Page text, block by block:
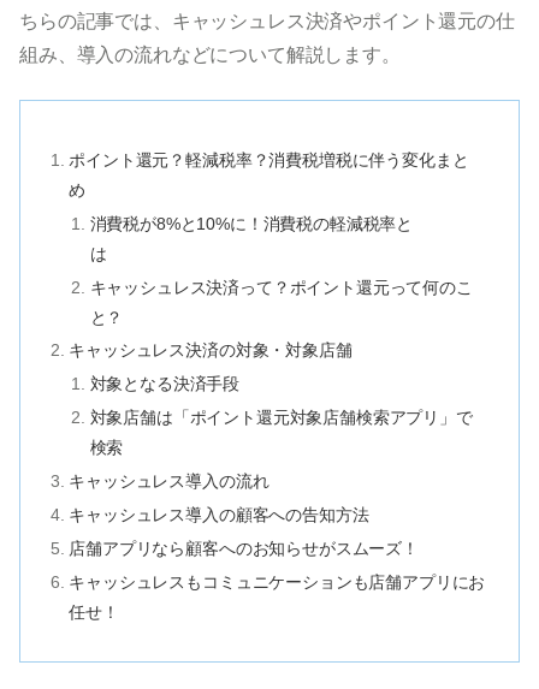
ちらの記事では、キャッシュレス決済やポイント還元の仕
組み、導入の流れなどについて解説します。
ポイント還元？軽減税率？消費税増税に伴う変化まと
め
消費税が8%と10%に！消費税の軽減税率と
は
キャッシュレス決済って？ポイント還元って何のこ
と？
キャッシュレス決済の対象・対象店舗
対象となる決済手段
対象店舗は「ポイント還元対象店舗検索アプリ」で
検索
キャッシュレス導入の流れ
キャッシュレス導入の顧客への告知方法
店舗アプリなら顧客へのお知らせがスムーズ！
キャッシュレスもコミュニケーションも店舗アプリにお
任せ！